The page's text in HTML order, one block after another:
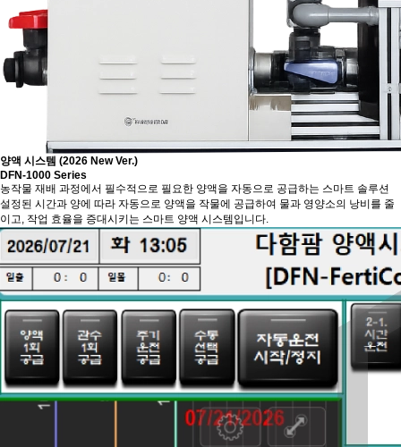
양액 시스템 (2026 New Ver.)
DFN-1000 Series
농작물 재배 과정에서 필수적으로 필요한 양액을 자동으로 공급하는 스마트 솔루션
설정된 시간과 양에 따라 자동으로 양액을 작물에 공급하여 물과 영양소의 낭비를 줄
이고, 작업 효율을 증대시키는 스마트 양액 시스템입니다.